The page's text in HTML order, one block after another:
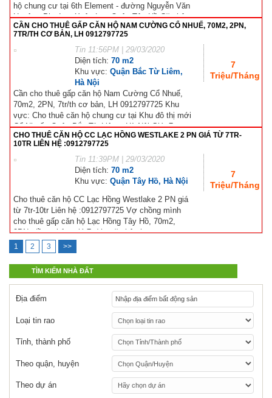
hộ chung cư tại 6th Element - đường Nguyễn Văn
Huyện - Phường Xuân La - Quận Tây Hồ Căn hộ
tại...
CẦN CHO THUÊ GẤP CĂN HỘ NAM CƯỜNG CỔ NHUẾ, 70M2, 2PN,
7TR/TH CƠ BẢN, LH 0912797725
Tin 11:56PM | 29/03/2020
Diện tích: 70 m2
Khu vực: Quận Bắc Từ Liêm,
Hà Nội
7
Triệu/Tháng
Cần cho thuê gấp căn hộ Nam Cường Cổ Nhuế,
70m2, 2PN, 7tr/th cơ bản, LH 0912797725 Khu
vực: Cho thuê căn hộ chung cư tại Khu đô thị mới
Cổ Nhuế - Quận Bắc Từ Liêm - Hà Nội Giá: 7...
CHO THUÊ CĂN HỘ CC LẠC HỒNG WESTLAKE 2 PN GIÁ TỪ 7TR-
10TR LIÊN HỆ :0912797725
Tin 11:39PM | 29/03/2020
Diện tích: 70 m2
Khu vực: Quận Tây Hồ, Hà Nội
7
Triệu/Tháng
Cho thuê căn hộ CC Lạc Hồng Westlake 2 PN giá
từ 7tr-10tr Liên hệ :0912797725 Vợ chồng mình
cho thuê gấp căn hộ Lạc Hồng Tây Hồ, 70m2,
2PN, đồ cơ bản, giá 7tr/th. căn hộ chung cư...
1 2 3 >>
TÌM KIẾM NHÀ ĐẤT
Địa điểm
Loại tin rao
Tỉnh, thành phố
Theo quận, huyện
Theo dự án